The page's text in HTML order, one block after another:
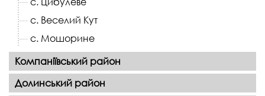
с. Веселий Кут
с. Мошорине
Компаніївський район
Долинський район